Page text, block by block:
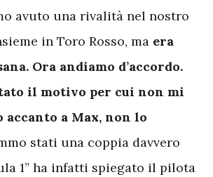
avuto una rivalità nel nostro
in Toro Rosso, ma era
Ora andiamo d’accordo.
il motivo per cui non mi
a Max, non lo
stati una coppia davvero
1” ha infatti spiegato il pilota